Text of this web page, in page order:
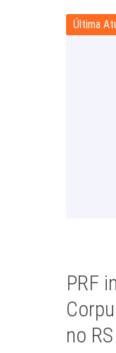
Última
PRF
no RS